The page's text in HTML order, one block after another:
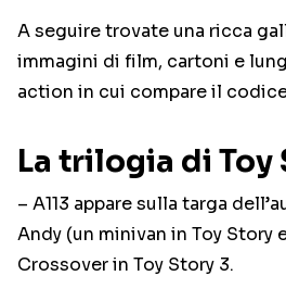
A seguire trovate una ricca
immagini di film, cartoni e
action in cui compare il codice
La trilogia di Toy
– A113 appare sulla targa
Andy (un minivan in Toy Story
Crossover in Toy Story 3.